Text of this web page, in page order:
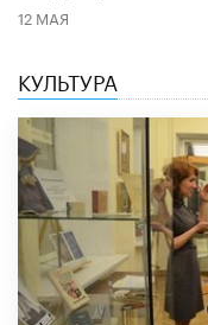
12 МАЯ
КУЛЬТУРА